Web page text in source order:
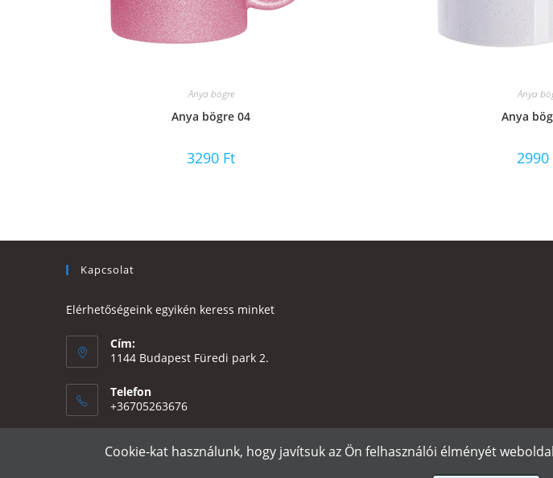
Anya bögre
Anya bögre 04
3290 Ft
Anya
Anya
2990
Kapcsolat
Elérhetőségeink egyikén keress minket
Cím:
1144 Budapest Füredi park 2.
Telefon
+36705263676
eszter@e-design.huOpens
Cookie-kat használunk, hogy javítsuk az Ön felhasználói élményét